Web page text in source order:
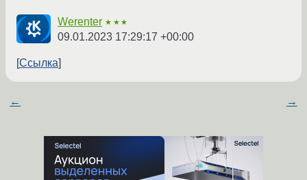
Werenter ★★★
09.01.2023 17:29:17 +00:00
Ссылка
← →